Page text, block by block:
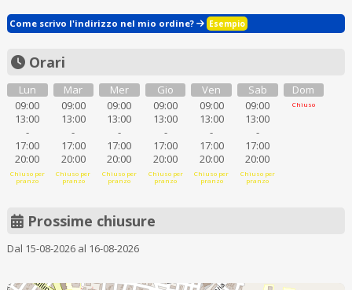
Come scrivo l'indirizzo nel mio ordine? Esempio
Orari
Lun
09:00
13:00
-
17:00
20:00
Chiuso per
pranzo
Mar
09:00
13:00
-
17:00
20:00
Chiuso per
pranzo
Mer
09:00
13:00
-
17:00
20:00
Chiuso per
pranzo
Gio
09:00
13:00
-
17:00
20:00
Chiuso per
pranzo
Ven
09:00
13:00
-
17:00
20:00
Chiuso per
pranzo
Sab
09:00
13:00
-
17:00
20:00
Chiuso per
pranzo
Dom
Chiuso
Prossime chiusure
Dal 15-08-2026 al 16-08-2026